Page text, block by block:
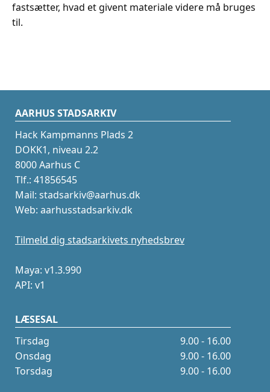
fastsætter, hvad et givent materiale videre må bruges
til.
AARHUS STADSARKIV
Hack Kampmanns Plads 2
DOKK1, niveau 2.2
8000 Aarhus C
Tlf.: 41856545
Mail: stadsarkiv@aarhus.dk
Web: aarhusstadsarkiv.dk
Tilmeld dig stadsarkivets nyhedsbrev
Maya: v1.3.990
API: v1
LÆSESAL
Tirsdag
9.00 - 16.00
Onsdag
9.00 - 16.00
Torsdag
9.00 - 16.00